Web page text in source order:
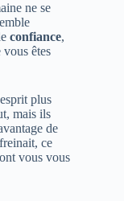
ne se
confiance,
vous êtes
plus
mais ils
de
ce
vous vous